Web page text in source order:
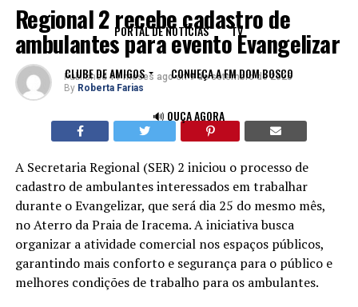
PORTAL DE NOTÍCIAS TV
CLUBE DE AMIGOS CONHEÇA A FM DOM BOSCO
🔊 OUÇA AGORA
Regional 2 recebe cadastro de
ambulantes para evento Evangelizar
Published 11 meses ago on 9 de setembro de 2025
By Roberta Farias
A Secretaria Regional (SER) 2 iniciou o processo de
cadastro de ambulantes interessados em trabalhar
durante o Evangelizar, que será dia 25 do mesmo mês,
no Aterro da Praia de Iracema. A iniciativa busca
organizar a atividade comercial nos espaços públicos,
garantindo mais conforto e segurança para o público e
melhores condições de trabalho para os ambulantes.